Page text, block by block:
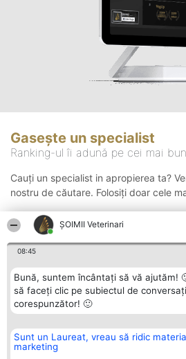
ȘOIMII Veterinari
08:45
Bună, suntem încântați să vă ajutăm!
să faceți clic pe subiectul de
corespunzător! 🙂
Sunt un Laureat, vreau să ridic
marketing
Gasește un specialist
Ranking-ul îi adună pe cei mai
Cauți un specialist in apropierea ta?
nostru de căutare. Folosiți doar cele
Organizator Ranking
BRIGHT SOLUTIONS BR SRL
Plebiscyt